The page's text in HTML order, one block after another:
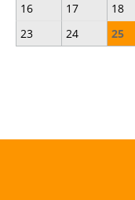
16
17 18
23
24 25